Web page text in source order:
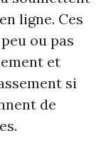
ligne. Ces
ou pas
et
si
de